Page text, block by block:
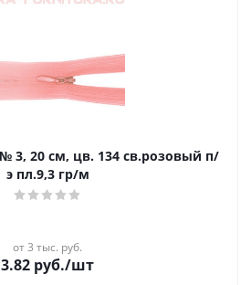
э пл.9,3 гр/м
от 3 тыс. руб.
3.82 руб./шт